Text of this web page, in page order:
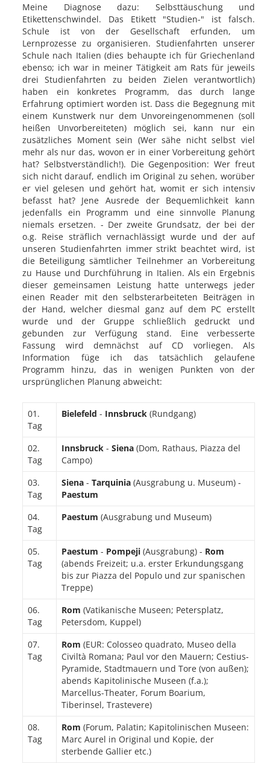
Meine Diagnose dazu: Selbsttäuschung und
Etikettenschwindel. Das Etikett "Studien-" ist falsch.
Schule ist von der Gesellschaft erfunden, um
Lernprozesse zu organisieren. Studienfahrten unserer
Schule nach Italien (dies behaupte ich für Griechenland
ebenso; ich war in meiner Tätigkeit am Rats für jeweils
drei Studienfahrten zu beiden Zielen verantwortlich)
haben ein konkretes Programm, das durch lange
Erfahrung optimiert worden ist. Dass die Begegnung mit
einem Kunstwerk nur dem Unvoreingenommenen (soll
heißen Unvorbereiteten) möglich sei, kann nur ein
zusätzliches Moment sein (Wer sähe nicht selbst viel
mehr als nur das, wovon er in einer Vorbereitung gehört
hat? Selbstverständlich!). Die Gegenposition: Wer freut
sich nicht darauf, endlich im Original zu sehen, worüber
er viel gelesen und gehört hat, womit er sich intensiv
befasst hat? Jene Ausrede der Bequemlichkeit kann
jedenfalls ein Programm und eine sinnvolle Planung
niemals ersetzen. - Der zweite Grundsatz, der bei der
o.g. Reise sträflich vernachlässigt wurde und der auf
unseren Studienfahrten immer strikt beachtet wird, ist
die Beteiligung sämtlicher Teilnehmer an Vorbereitung
zu Hause und Durchführung in Italien. Als ein Ergebnis
dieser gemeinsamen Leistung hatte unterwegs jeder
einen Reader mit den selbsterarbeiteten Beiträgen in
der Hand, welcher diesmal ganz auf dem PC erstellt
wurde und der Gruppe schließlich gedruckt und
gebunden zur Verfügung stand. Eine verbesserte
Fassung wird demnächst auf CD vorliegen. Als
Information füge ich das tatsächlich gelaufene
Programm hinzu, das in wenigen Punkten von der
ursprünglichen Planung abweicht:
01.
Tag
Bielefeld - Innsbruck (Rundgang)
02.
Tag
Innsbruck - Siena (Dom, Rathaus, Piazza del
Campo)
03.
Tag
Siena - Tarquinia (Ausgrabung u. Museum) -
Paestum
04.
Tag
Paestum (Ausgrabung und Museum)
05.
Tag
Paestum - Pompeji (Ausgrabung) - Rom
(abends Freizeit; u.a. erster Erkundungsgang
bis zur Piazza del Populo und zur spanischen
Treppe)
06.
Tag
Rom (Vatikanische Museen; Petersplatz,
Petersdom, Kuppel)
07.
Tag
Rom (EUR: Colosseo quadrato, Museo della
Civiltà Romana; Paul vor den Mauern; Cestius-
Pyramide, Stadtmauern und Tore (von außen);
abends Kapitolinische Museen (f.a.);
Marcellus-Theater, Forum Boarium,
Tiberinsel, Trastevere)
08.
Tag
Rom (Forum, Palatin; Kapitolinischen Museen:
Marc Aurel in Original und Kopie, der
sterbende Gallier etc.)